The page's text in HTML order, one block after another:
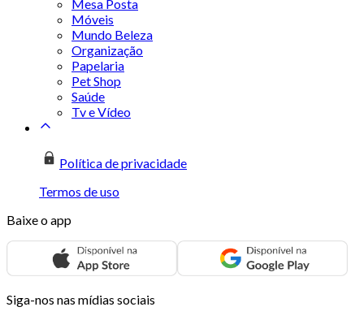
Mesa Posta
Móveis
Mundo Beleza
Organização
Papelaria
Pet Shop
Saúde
Tv e Vídeo
Política de privacidade
Termos de uso
Baixe o app
Siga-nos nas mídias sociais